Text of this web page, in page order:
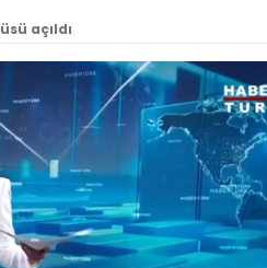
açıldı